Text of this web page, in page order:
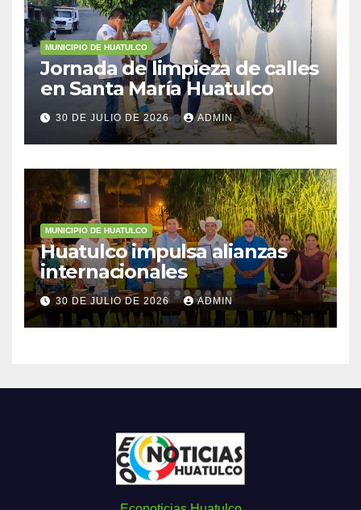
MUNICIPIO DE HUATULCO
Jornada de limpieza de calles
en Santa María Huatulco
30 DE JULIO DE 2026 ADMIN
MUNICIPIO DE HUATULCO
Huatulco impulsa alianzas
internacionales
30 DE JULIO DE 2026 ADMIN